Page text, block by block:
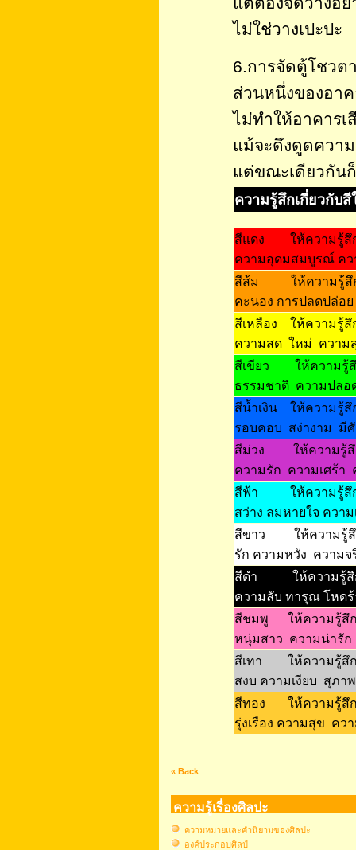
ไม่ใช่วางเปะปะ
6.การจัดตู้โชวต
ส่วนหนึ่งของอา
ไม่ทำให้อาคารเ
แม้จะดึงดูดควา
แต่ขณะเดียวกัน
ความรู้สึกเกี่ยวกับสี
สีแดง ให้ความรู้สึก
ความอุดมสมบูรณ์ ค
สีส้ม ให้ความรู้สึก
คะนอง การปลดปล่อ
สีเหลือง ให้ความรู้สึ
ความสด ใหม่ ความ
สีเขียว ให้ความรู้สึ
ธรรมชาติ ความปล
สีน้ำเงิน ให้ความรู้สึ
รอบคอบ สง่างาม มี
สีม่วง ให้ความรู้สึก
ความรัก ความเศร้า
สีฟ้า ให้ความรู้สึก ป
สว่าง ลมหายใจ ควา
สีขาว ให้ความรู้สึก
รัก ความหวัง ความ
สีดำ ให้ความรู้สึก
ความลับ ทารุณ โหดร้
สีชมพู ให้ความรู้สึก
หนุ่มสาว ความน่ารัก
สีเทา ให้ความรู้สึก
สงบ ความเงียบ สุภ
สีทอง ให้ความรู้สึก
รุ่งเรือง ความสุข คว
« Back
ความรู้เรื่องศิลปะ
ความหมายและคำนิยามของศิลปะ
องค์ประกอบศิลป์